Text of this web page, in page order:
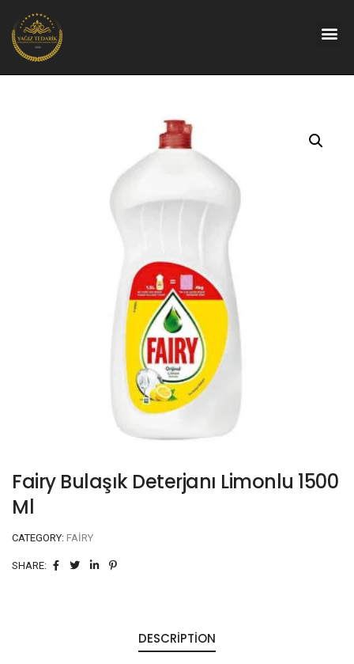
Fairy Bulaşık Deterjanı Limonlu 1500
Ml
CATEGORY: FAIRY
SHARE:
DESCRIPTION